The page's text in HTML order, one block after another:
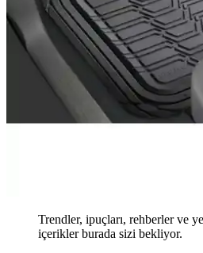
Trendler, ipuçları, rehberler ve
içerikler burada sizi bekliyor.